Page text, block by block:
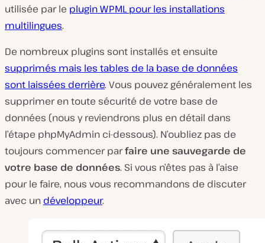
utilisée par le plugin WPML pour les installations
multilingues.
De nombreux plugins sont installés et ensuite
supprimés mais les tables de la base de données
sont laissées derrière. Vous pouvez généralement les
supprimer en toute sécurité de votre base de
données (nous y reviendrons plus en détail dans
l’étape phpMyAdmin ci-dessous). N’oubliez pas de
toujours commencer parfaire une sauvegarde de
votre base de données. Si vous n’êtes pas à l’aise
pour le faire, nous vous recommandons de discuter
avec un développeur.